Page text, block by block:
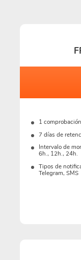
1
7 días de
Intervalo de
6h., 12h., 24h.
Tipos de
Telegram, SMS